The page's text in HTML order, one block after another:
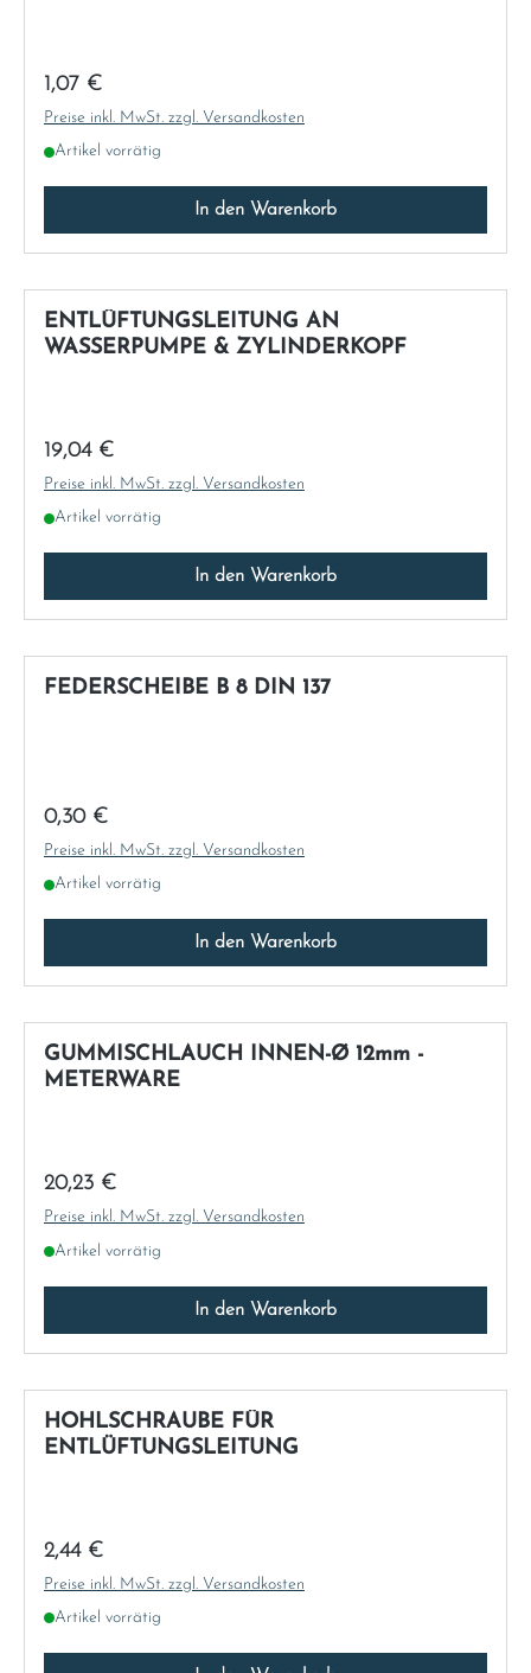
Regulärer Preis:
1,07 €
Preise inkl. MwSt. zzgl. Versandkosten
Artikel vorrätig
In den Warenkorb
ENTLÜFTUNGSLEITUNG AN
WASSERPUMPE & ZYLINDERKOPF
Regulärer Preis:
19,04 €
Preise inkl. MwSt. zzgl. Versandkosten
Artikel vorrätig
In den Warenkorb
FEDERSCHEIBE B 8 DIN 137
Regulärer Preis:
0,30 €
Preise inkl. MwSt. zzgl. Versandkosten
Artikel vorrätig
In den Warenkorb
GUMMISCHLAUCH INNEN-Ø 12mm -
METERWARE
Regulärer Preis:
20,23 €
Preise inkl. MwSt. zzgl. Versandkosten
Artikel vorrätig
In den Warenkorb
HOHLSCHRAUBE FÜR
ENTLÜFTUNGSLEITUNG
Regulärer Preis:
2,44 €
Preise inkl. MwSt. zzgl. Versandkosten
Artikel vorrätig